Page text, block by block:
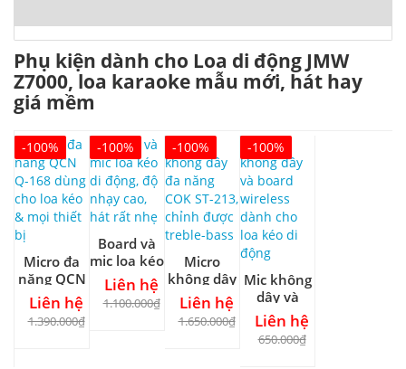
Phụ kiện dành cho Loa di động JMW
Z7000, loa karaoke mẫu mới, hát hay
giá mềm
-100%
Micro đa
năng QCN
Q-168
dùng cho
loa kéo &
Liên hệ
1.390.000₫
-100%
Board và
mic loa kéo
di động, độ
nhạy cao,
hát rất
Liên hệ
1.100.000₫
-100%
Micro
không dây
đa năng
COK ST-
213, chỉnh
Liên hệ
1.650.000₫
-100%
Mic không
dây và
board
wireless
dành cho
Liên hệ
650.000₫